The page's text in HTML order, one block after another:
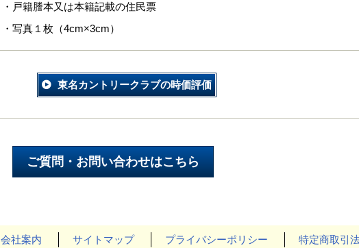
・戸籍謄本又は本籍記載の住民票
・写真１枚（4cm×3cm）
東名カントリークラブの時価評価
会社案内 サイトマップ プライバシーポリシー 特定商取引